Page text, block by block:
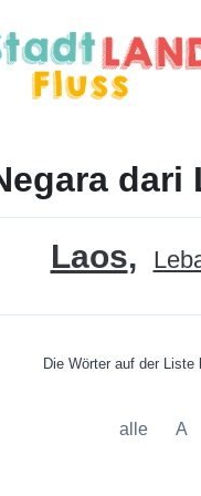
dari
Laos
Die Wörter auf der Liste
alle A